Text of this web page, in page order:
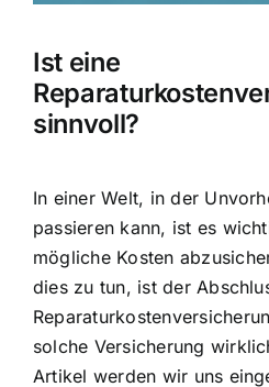
Ist eine
sinnvoll?
In einer Welt, in der
passieren kann, ist es
mögliche Kosten
dies zu tun, ist der
solche Versicherung
Artikel werden wir uns